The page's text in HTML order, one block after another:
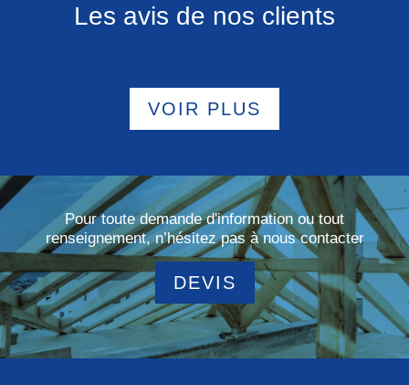
Les avis de nos clients
VOIR PLUS
Pour toute demande d'information ou tout
renseignement, n’hésitez pas à nous contacter
DEVIS